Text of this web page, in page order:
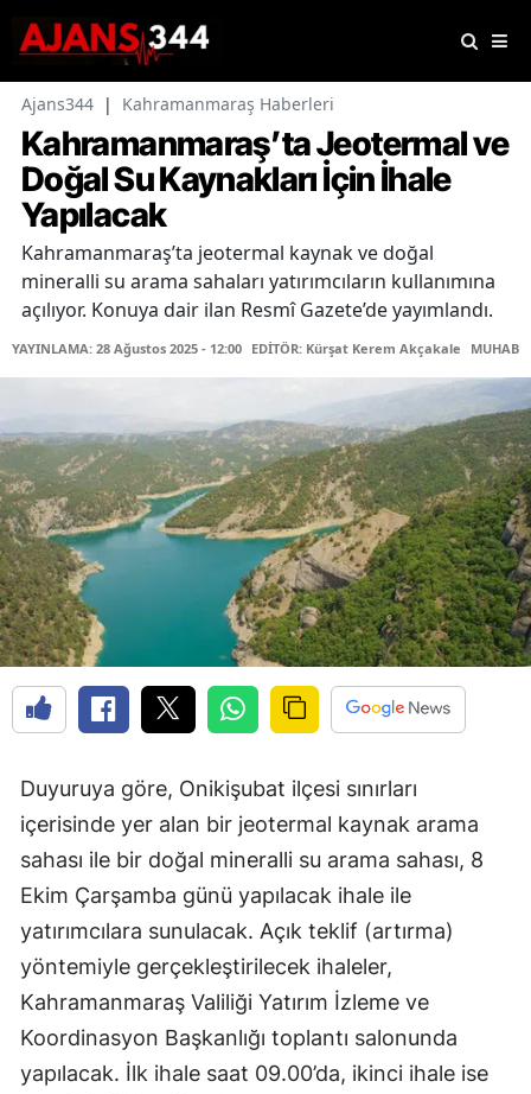
Ajans344 | Kahramanmaraş Haberleri
Kahramanmaraş’ta Jeotermal ve
Doğal Su Kaynakları İçin İhale
Yapılacak
Kahramanmaraş’ta jeotermal kaynak ve doğal
mineralli su arama sahaları yatırımcıların kullanımına
açılıyor. Konuya dair ilan Resmî Gazete’de yayımlandı.
YAYINLAMA: 28 Ağustos 2025 - 12:00 EDİTÖR: Kürşat Kerem Akçakale
Duyuruya göre, Onikişubat ilçesi sınırları
içerisinde yer alan bir jeotermal kaynak arama
sahası ile bir doğal mineralli su arama sahası, 8
Ekim Çarşamba günü yapılacak ihale ile
yatırımcılara sunulacak. Açık teklif (artırma)
yöntemiyle gerçekleştirilecek ihaleler,
Kahramanmaraş Valiliği Yatırım İzleme ve
Koordinasyon Başkanlığı toplantı salonunda
yapılacak. İlk ihale saat 09.00’da, ikinci ihale ise